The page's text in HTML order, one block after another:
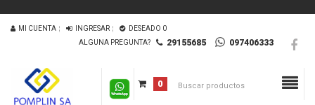
MI CUENTA INGRESAR DESEADO 0
ALGUNA PREGUNTA?
29155685 097406333
0